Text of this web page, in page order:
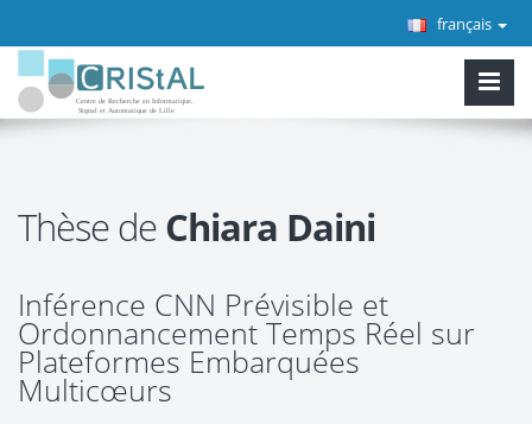
français
Thèse deChiara Daini
Inférence CNN Prévisible et
Ordonnancement Temps Réel sur
Plateformes Embarquées
Multicœurs